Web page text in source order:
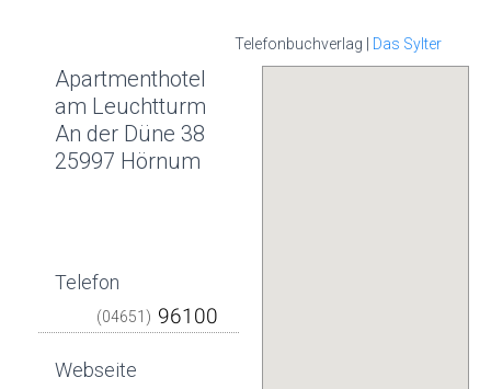
Telefonbuchverlag | Das Sylter
Apartmenthotel
am Leuchtturm
An der Düne 38
25997 Hörnum
Telefon
(04651)
Webseite